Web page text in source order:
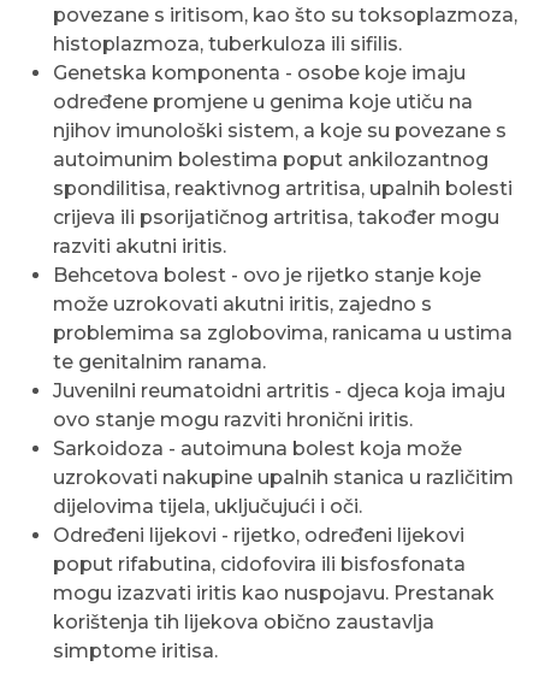
povezane s iritisom, kao što su toksoplazmoza,
histoplazmoza, tuberkuloza ili sifilis.
Genetska komponenta - osobe koje imaju
određene promjene u genima koje utiču na
njihov imunološki sistem, a koje su povezane s
autoimunim bolestima poput ankilozantnog
spondilitisa, reaktivnog artritisa, upalnih bolesti
crijeva ili psorijatičnog artritisa, također mogu
razviti akutni iritis.
Behcetova bolest - ovo je rijetko stanje koje
može uzrokovati akutni iritis, zajedno s
problemima sa zglobovima, ranicama u ustima
te genitalnim ranama.
Juvenilni reumatoidni artritis - djeca koja imaju
ovo stanje mogu razviti hronični iritis.
Sarkoidoza - autoimuna bolest koja može
uzrokovati nakupine upalnih stanica u različitim
dijelovima tijela, uključujući i oči.
Određeni lijekovi - rijetko, određeni lijekovi
poput rifabutina, cidofovira ili bisfosfonata
mogu izazvati iritis kao nuspojavu. Prestanak
korištenja tih lijekova obično zaustavlja
simptome iritisa.